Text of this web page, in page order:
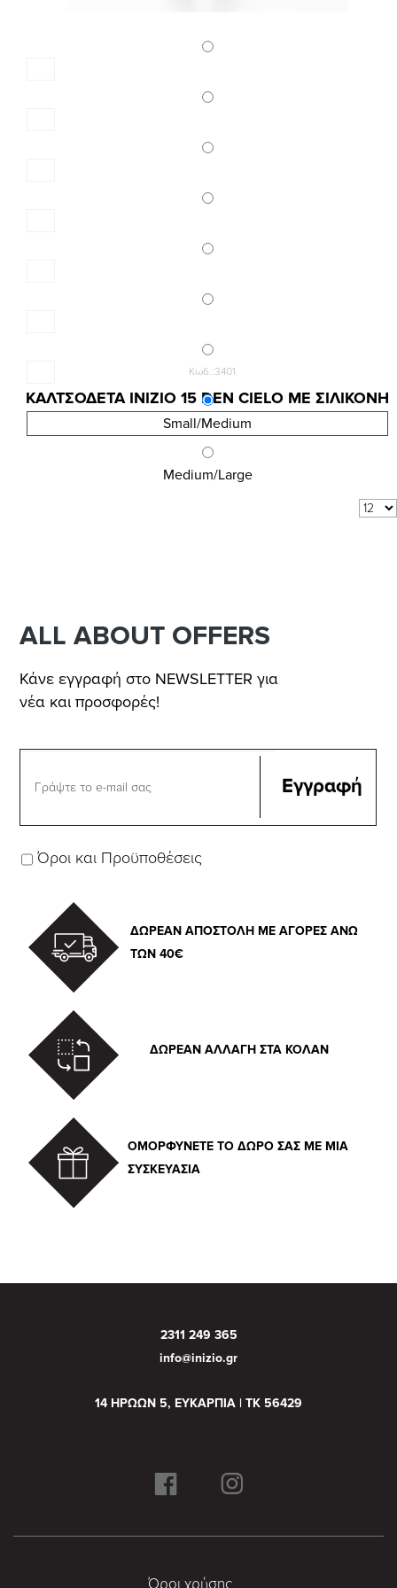
Small/Medium
Medium/Large
Κωδ.:3401
ΚΑΛΤΣΟΔΕΤΑ INIZIO 15 DEN CIELO ME ΣΙΛΙΚΟΝΗ
10,80 € 8,10 €
ALL ABOUT OFFERS
Κάνε εγγραφή στο NEWSLETTER για
νέα και προσφορές!
Όροι και Προϋποθέσεις
ΔΩΡΕΑΝ ΑΠΟΣΤΟΛΗ ΜΕ ΑΓΟΡΕΣ ΑΝΩ
ΤΩΝ 40€
ΔΩΡΕΑΝ ΑΛΛΑΓΗ ΣΤΑ ΚΟΛΑΝ
ΟΜΟΡΦΥΝΕΤΕ ΤΟ ΔΩΡΟ ΣΑΣ ΜΕ ΜΙΑ
ΣΥΣΚΕΥΑΣΙΑ
2311 249 365
info@inizio.gr
14 ΗΡΩΩΝ 5, ΕΥΚΑΡΠΙΑ | ΤΚ 56429
Όροι χρήσης